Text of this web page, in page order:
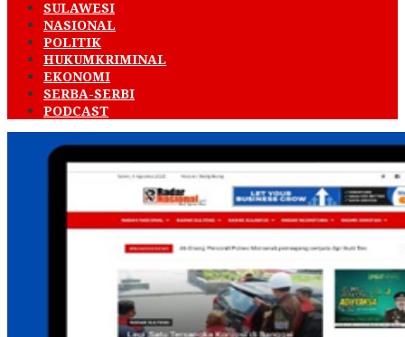
SULAWESI
NASIONAL
POLITIK
HUKUMKRIMINAL
EKONOMI
SERBA-SERBI
PODCAST